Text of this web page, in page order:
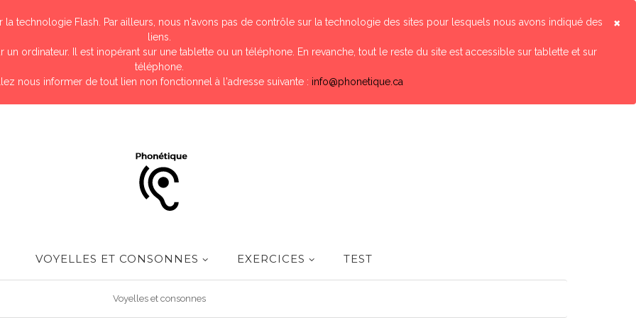
×
la technologie Flash. Par ailleurs, nous n'avons pas de contrôle sur la technologie des sites pour lesquels nous avons indiqué des
liens.
un ordinateur. Il est inopérant sur une tablette ou un téléphone. En revanche, tout le reste du site est accessible sur tablette et sur
téléphone.
nous informer de tout lien non fonctionnel à l'adresse suivante : info@phonetique.ca
VOYELLES ET CONSONNES EXERCICES TEST
Voyelles et consonnes